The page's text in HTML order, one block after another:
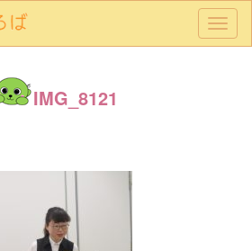
メ
ニ
IMG_8121